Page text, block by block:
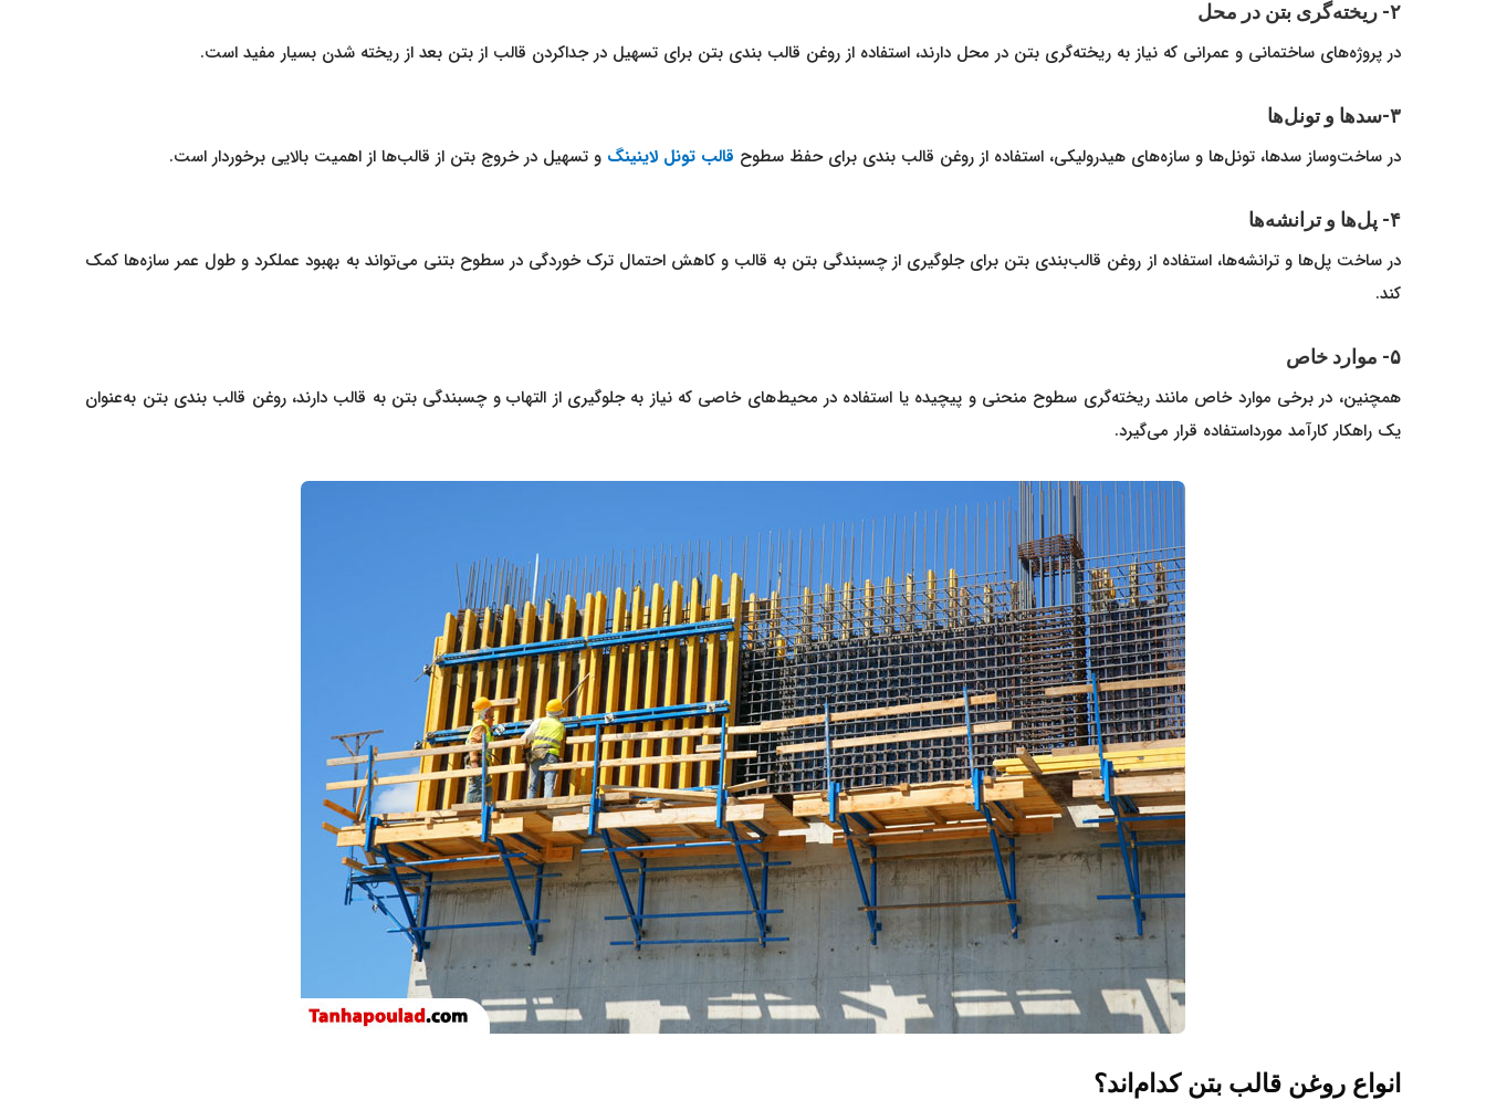
۲- ریخته‌گری بتن در محل
در پروژه‌های ساختمانی و عمرانی که نیاز به ریخته‌گری بتن در محل دارند، استفاده از روغن قالب بندی بتن برای تسهیل در جداکردن قالب از بتن بعد از ریخته شدن بسیار مفید است.
۳-سدها و تونل‌ها
در ساخت‌وساز سدها، تونل‌ها و سازه‌های هیدرولیکی، استفاده از روغن قالب بندی برای حفظ سطوح قالب تونل لاینینگ و تسهیل در خروج بتن از قالب‌ها از اهمیت بالایی برخوردار است.
۴- پل‌ها و ترانشه‌ها
در ساخت پل‌ها و ترانشه‌ها، استفاده از روغن قالب‌بندی بتن برای جلوگیری از چسبندگی بتن به قالب و کاهش احتمال ترک خوردگی در سطوح بتنی می‌تواند به بهبود عملکرد و طول عمر سازه‌ها کمک
کند.
۵- موارد خاص
همچنین، در برخی موارد خاص مانند ریخته‌گری سطوح منحنی و پیچیده یا استفاده در محیط‌های خاصی که نیاز به جلوگیری از التهاب و چسبندگی بتن به قالب دارند، روغن قالب بندی بتن به‌عنوان
یک راهکار کارآمد مورداستفاده قرار می‌گیرد.
انواع روغن قالب بتن کدام‌اند؟